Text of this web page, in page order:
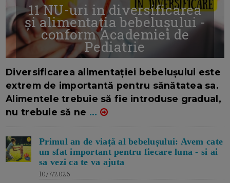
11 NU-uri in diversificarea
și alimentația bebelușului -
conform Academiei de
Pediatrie
Diversificarea alimentației bebelușului este
extrem de importantă pentru sănătatea sa.
Alimentele trebuie să fie introduse gradual,
nu trebuie să ne ...
Primul an de viață al bebelușului: Avem cate
un sfat important pentru fiecare luna - si ai
sa vezi ca te va ajuta
10/7/2026